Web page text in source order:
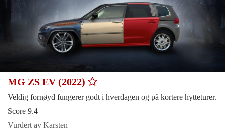
MG ZS EV (2022)
Veldig fornøyd fungerer godt i hverdagen og på kortere hytteturer.
Score 9.4
Vurdert av Karsten